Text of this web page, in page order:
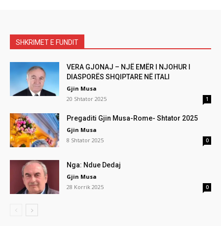
SHKRIMET E FUNDIT
VERA GJONAJ – NJË EMËR I NJOHUR I
DIASPORËS SHQIPTARE NË ITALI
Gjin Musa
20 Shtator 2025
1
Pregaditi Gjin Musa-Rome- Shtator 2025
Gjin Musa
8 Shtator 2025
0
Nga: Ndue Dedaj
Gjin Musa
28 Korrik 2025
0